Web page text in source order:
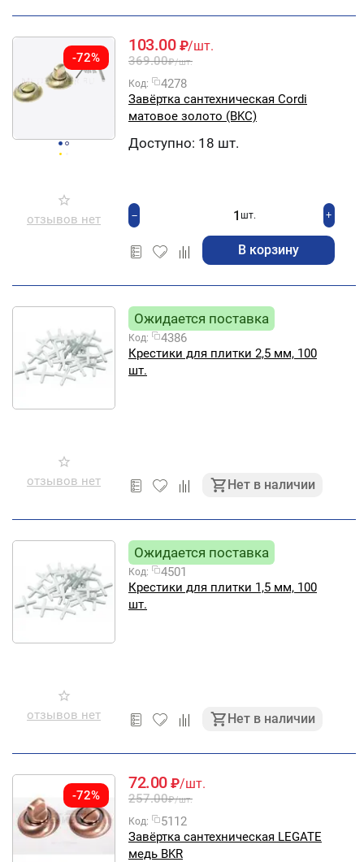
-72%
отзывов нет
103.00 ₽/шт.
369.00₽/шт.
Код:
4278
Завёртка сантехническая Cordi
матовое золото (BKC)
Доступно: 18 шт.
+
шт.
−
В корзину
отзывов нет
Ожидается поставка
Код:
4386
Крестики для плитки 2,5 мм, 100
шт.
Нет в наличии
отзывов нет
Ожидается поставка
Код:
4501
Крестики для плитки 1,5 мм, 100
шт.
Нет в наличии
-72%
72.00 ₽/шт.
257.00₽/шт.
Код:
5112
Завёртка сантехническая LEGATE
медь BKR